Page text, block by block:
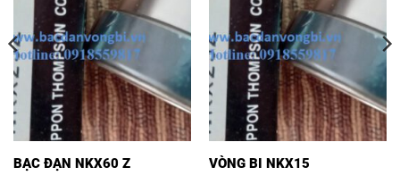
BẠC ĐẠN NKX60 Z VÒNG BI NKX15